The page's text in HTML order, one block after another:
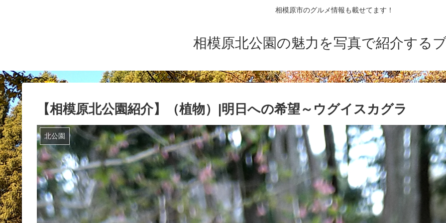
相模原市のグルメ情報も載せてます！
相模原北公園の魅力を写真で紹介する
【相模原北公園紹介】（植物）|明日への希望～ウグイスカグラ
北公園